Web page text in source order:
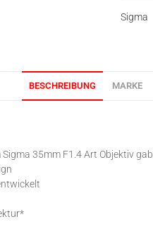
Sigma
BESCHREIBUNG MARKE
35mm F1.4 Art Objektiv gab